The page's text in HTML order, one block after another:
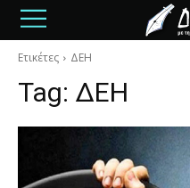
Ετικέτες ΔΕΗ
Tag: ΔΕΗ